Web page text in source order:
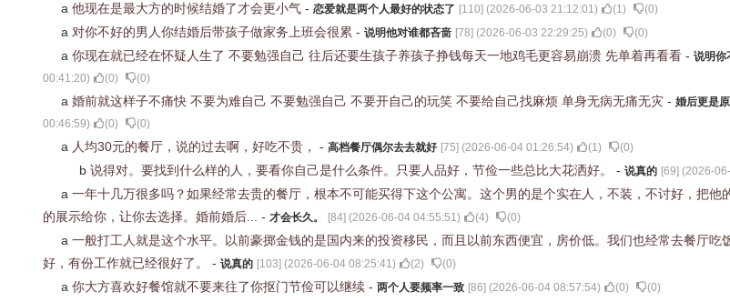
a 他现在是最大方的时候结婚了才会更小气 - 恋爱就是两个人最好的状态了 [110] (2026-06-03 21:12:01) (1) (0)
a 对你不好的男人你结婚后带孩子做家务上班会很累 - 说明他对谁都吝啬 [78] (2026-06-03 22:29:25) (0) (0)
a 你现在就已经在怀疑人生了 不要勉强自己 往后还要生孩子养孩子挣钱每天一地鸡毛更容易崩溃 先单着再看看 - 说明你
00:41:20) (0) (0)
a 婚前就这样子不痛快 不要为难自己 不要勉强自己 不要开自己的玩笑 不要给自己找麻烦 单身无病无痛无灾 - 婚后更是
00:46:59) (0) (0)
a 人均30元的餐厅，说的过去啊，好吃不贵， - 高档餐厅偶尔去去就好 [75] (2026-06-04 01:26:54) (1) (0)
b 说得对。要找到什么样的人，要看你自己是什么条件。只要人品好，节俭一些总比大花洒好。 - 说真的 [69] (2026-
a 一年十几万很多吗？如果经常去贵的餐厅，根本不可能买得下这个公寓。这个男的是个实在人，不装，不讨好，把他
的展示给你，让你去选择。婚前婚后... - 才会长久。 [84] (2026-06-04 04:55:51) (4) (0)
a 一般打工人就是这个水平。以前豪掷金钱的是国内来的投资移民，而且以前东西便宜，房价低。我们也经常去餐厅吃
好，有份工作就已经很好了。 - 说真的 [103] (2026-06-04 08:25:41) (2) (0)
a 你大方喜欢好餐馆就不要来往了你抠门节俭可以继续 - 两个人要频率一致 [86] (2026-06-04 08:57:54) (0) (0)